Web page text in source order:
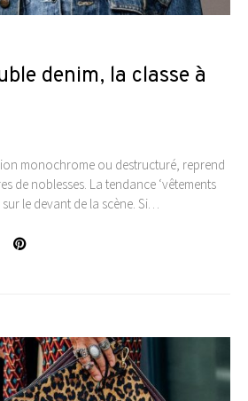
denim, la classe à
monochrome ou destructuré, reprend
de noblesses. La tendance ‘vêtements
le devant de la scène. Si…